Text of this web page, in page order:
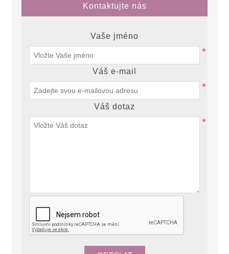
Kontaktujte nás
Vaše jméno
*
Váš e-mail
*
Váš dotaz
*